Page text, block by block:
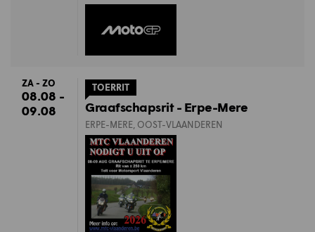
ZA - ZO
08.08 -
09.08
TOERRIT
Graafschapsrit - Erpe-Mere
ERPE-MERE, OOST-VLAANDEREN